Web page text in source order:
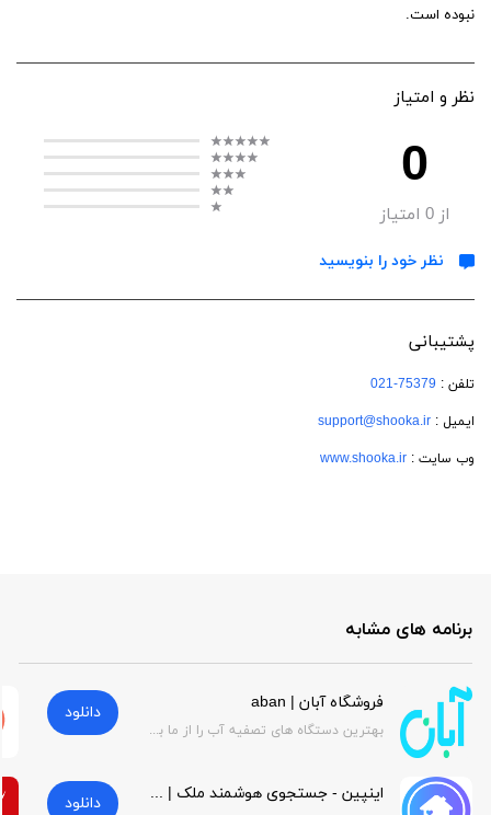
نبوده است.
نظر و امتیاز
0
از0 امتیاز
نظر خود را بنویسید
پشتیبانی
تلفن : 021-75379
ایمیل : support@shooka.ir
وب سایت : www.shooka.ir
برنامه های مشابه
فروشگاه آبان | aban
بهترین دستگاه های تصفیه آب را از ما بخواهید
دانلود
اینپین - جستجوی هوشمند ملک | inpin دانلود